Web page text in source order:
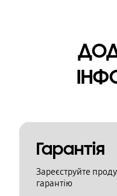
Гарантія
Зареєструйте
гарантію